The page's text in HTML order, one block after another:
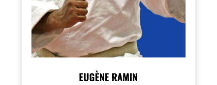
EUGÈNE RAMIN